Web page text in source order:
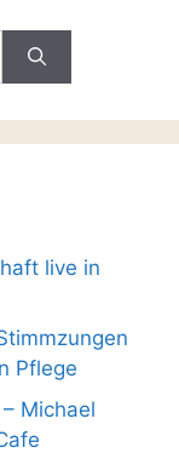
live in
Pflege
Michael